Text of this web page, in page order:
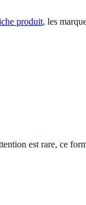
produit, les
est rare, ce